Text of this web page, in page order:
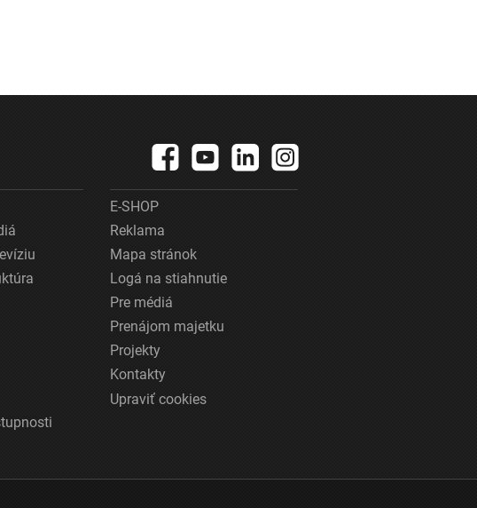
E-SHOP
Reklama
Mapa stránok
Logá na stiahnutie
Pre médiá
Prenájom majetku
Projekty
Kontakty
Upraviť cookies